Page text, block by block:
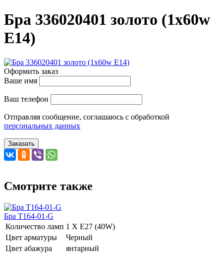
Бра 336020401 золото (1x60w
E14)
Оформить заказ
Ваше имя
Ваш телефон
Отправляя сообщение, соглашаюсь с обработкой
персональных данных
Заказать
Смотрите также
Бра T164-01-G
Количество ламп 1 Х E27 (40W)
Цвет арматуры
Черный
Цвет абажура
янтарный